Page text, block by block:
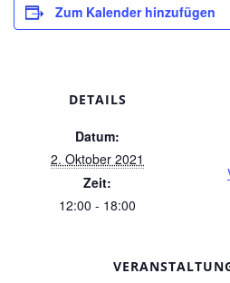
Zum Kalender hinzufügen
DETAILS
Datum:
2. Oktober 2021
Zeit:
12:00 - 18:00